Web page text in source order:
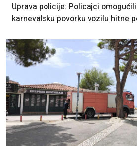
Uprava policije: Policajci
karnevalsku povorku vozilu hitne